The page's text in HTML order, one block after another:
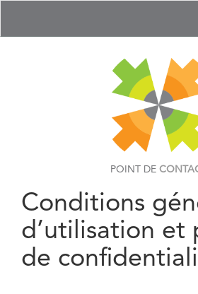
POINT DE
Conditions
d’utilisation et
de